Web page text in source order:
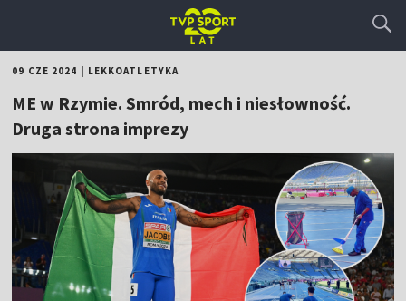
09 CZE 2024 LEKKOATLETYKA
ME w Rzymie. Smród, mech i niesłowność.
Druga strona imprezy